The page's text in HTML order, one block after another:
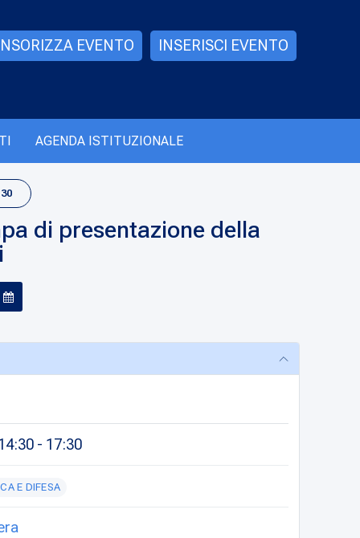
EVENTO INSERISCI EVENTO
AGENDA ISTITUZIONALE
di presentazione della
- 17:30
E DIFESA